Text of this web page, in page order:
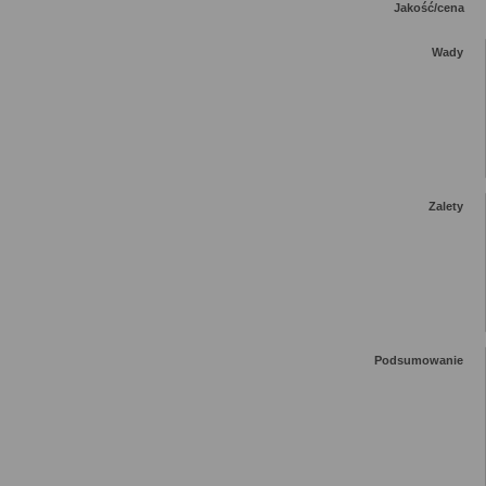
Jakość/cena
Wady
Zalety
Podsumowanie